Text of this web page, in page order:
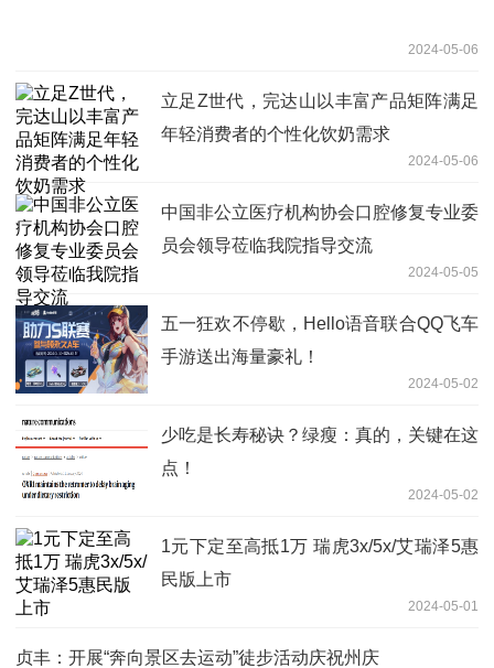
2024-05-06
立足Z世代，完达山以丰富产品矩阵满足
年轻消费者的个性化饮奶需求
2024-05-06
中国非公立医疗机构协会口腔修复专业委
员会领导莅临我院指导交流
2024-05-05
五一狂欢不停歇，Hello语音联合QQ飞车
手游送出海量豪礼！
2024-05-02
少吃是长寿秘诀？绿瘦：真的，关键在这
点！
2024-05-02
1元下定至高抵1万 瑞虎3x/5x/艾瑞泽5惠
民版上市
2024-05-01
贞丰：开展“奔向景区去运动”徒步活动庆祝州庆